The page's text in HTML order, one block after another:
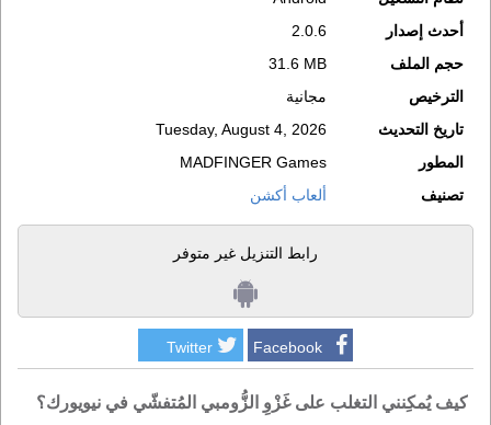
أحدث إصدار
2.0.6
حجم الملف
31.6 MB
الترخيص
مجانية
تاريخ التحديث
Tuesday, August 4, 2026
المطور
MADFINGER Games
تصنيف
ألعاب أكشن
رابط التنزيل غير متوفر
Facebook
Twitter
كيف يُمكِنني التغلب على غَزْوِ الزُّومبي المُتفشّي في نيويورك؟